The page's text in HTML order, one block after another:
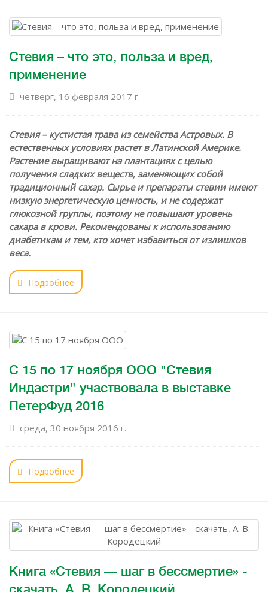
Стевия – что это, польза и вред,
применение
четверг, 16 февраля 2017 г.
Стевия – кустистая трава из семейства Астровых. В
естественных условиях растет в Латинской Америке.
Растение выращивают на плантациях с целью
получения сладких веществ, заменяющих собой
традиционный сахар. Сырье и препараты стевии имеют
низкую энергетическую ценность, и не содержат
глюкозной группы, поэтому не повышают уровень
сахара в крови. Рекомендованы к использованию
диабетикам и тем, кто хочет избавиться от излишков
веса.
Подробнее
С 15 по 17 ноября ООО "Стевия
Индастри" участвовала в выставке
ПетерФуд 2016
среда, 30 ноября 2016 г.
Подробнее
Книга «Стевия — шаг в бессмертие» -